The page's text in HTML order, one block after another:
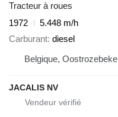
Tracteur à roues
1972
5.448 m/h
Carburant diesel
Belgique, Oostrozebeke
JACALIS NV